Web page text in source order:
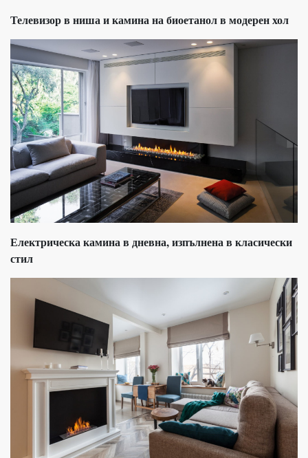
Телевизор в ниша и камина на биоетанол в модерен хол
Електрическа камина в дневна, изпълнена в класически
стил